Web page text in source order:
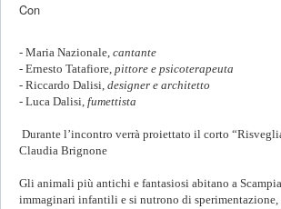
Con
- Maria Nazionale, cantante
- Ernesto Tatafiore, pittore e psicoterapeuta
- Riccardo Dalisi, designer e architetto
- Luca Dalisi, fumettista
Durante l’incontro verrà proiettato il corto
Claudia Brignone
Gli animali più antichi e fantasiosi abitano a
immaginari infantili e si nutrono di sperimentazione,